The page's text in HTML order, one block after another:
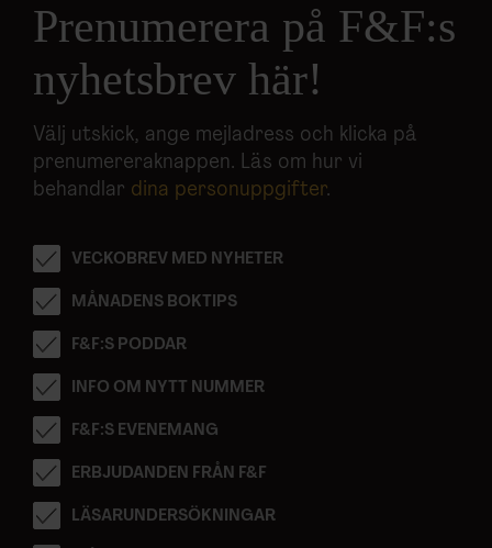
Prenumerera på F&F:s
nyhetsbrev här!
Välj utskick, ange mejladress och klicka på
prenumereraknappen. Läs om hur vi
behandlar dina personuppgifter.
VECKOBREV MED NYHETER
MÅNADENS BOKTIPS
F&F:S PODDAR
INFO OM NYTT NUMMER
F&F:S EVENEMANG
ERBJUDANDEN FRÅN F&F
LÄSARUNDERSÖKNINGAR